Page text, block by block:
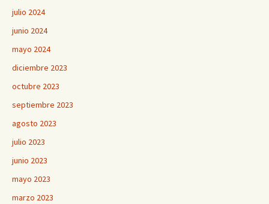
julio 2024
junio 2024
mayo 2024
diciembre 2023
octubre 2023
septiembre 2023
agosto 2023
julio 2023
junio 2023
mayo 2023
marzo 2023